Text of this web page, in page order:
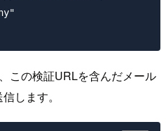
この検証URLを含んだメール
します。